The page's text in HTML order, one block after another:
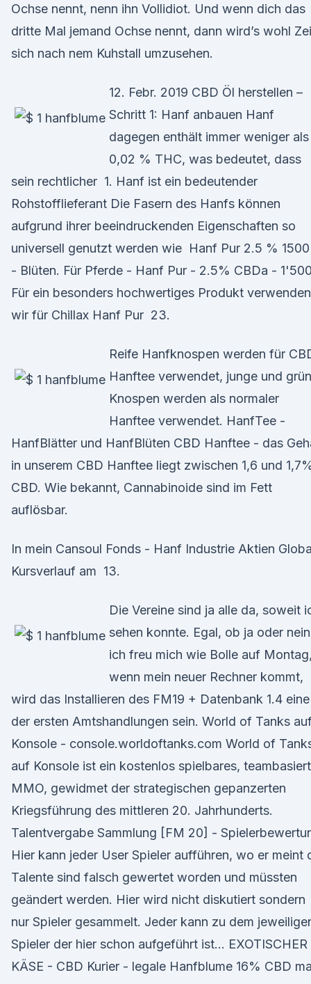
Ochse nennt, nenn ihn Vollidiot. Und wenn dich das
dritte Mal jemand Ochse nennt, dann wird’s wohl
sich nach nem Kuhstall umzusehen.
12. Febr. 2019 CBD Öl herstellen –
Schritt 1: Hanf anbauen Hanf
dagegen enthält immer weniger als
0,02 % THC, was bedeutet, dass
sein rechtlicher 1. Hanf ist ein bedeutender
Rohstofflieferant Die Fasern des Hanfs können
aufgrund ihrer beeindruckenden Eigenschaften so
universell genutzt werden wie Hanf Pur 2.5 %
- Blüten. Für Pferde - Hanf Pur - 2.5% CBDa -
Für ein besonders hochwertiges Produkt verwenden
wir für Chillax Hanf Pur 23.
Reife Hanfknospen werden für
Hanftee verwendet, junge und
Knospen werden als normaler
Hanftee verwendet. HanfTee -
HanfBlätter und HanfBlüten CBD Hanftee - das
in unserem CBD Hanftee liegt zwischen 1,6 und
CBD. Wie bekannt, Cannabinoide sind im Fett
auflösbar.
In mein Cansoul Fonds - Hanf Industrie Aktien
Kursverlauf am 13.
Die Vereine sind ja alle da, soweit
sehen konnte. Egal, ob ja oder
ich freu mich wie Bolle auf Montag,
wenn mein neuer Rechner kommt,
wird das Installieren des FM19 + Datenbank 1.4 eine
der ersten Amtshandlungen sein. World of Tanks
Konsole - console.worldoftanks.com World of
auf Konsole ist ein kostenlos spielbares,
MMO, gewidmet der strategischen gepanzerten
Kriegsführung des mittleren 20. Jahrhunderts.
Talentvergabe Sammlung [FM 20] -
Hier kann jeder User Spieler aufführen, wo er meint
Talente sind falsch gewertet worden und müssten
geändert werden. Hier wird nicht diskutiert sondern
nur Spieler gesammelt. Jeder kann zu dem
Spieler der hier schon aufgeführt ist… EXOTISCHER
KÄSE - CBD Kurier - legale Hanfblume 16% CBD